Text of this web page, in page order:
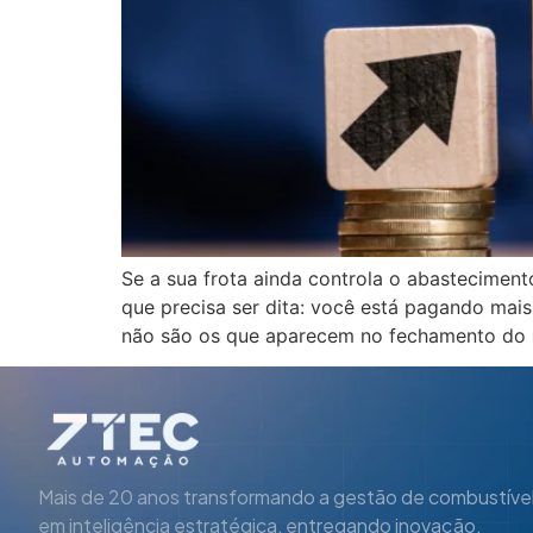
Se a sua frota ainda controla o
que precisa ser dita: você está pagando
não são os que aparecem no fechamento
Mais de 20 anos transformando a gestão de combustível
em inteligência estratégica, entregando inovação,